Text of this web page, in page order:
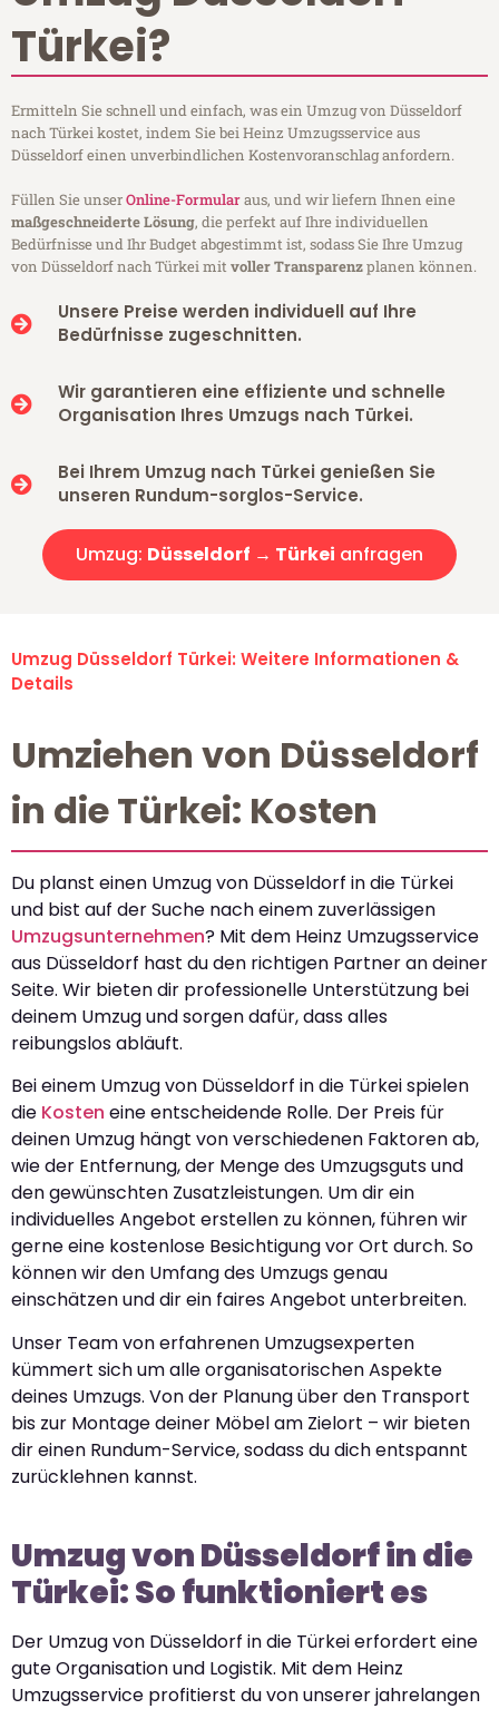
Türkei?
Ermitteln Sie schnell und einfach, was ein Umzug von Düsseldorf
nach Türkei kostet, indem Sie bei Heinz Umzugsservice aus
Düsseldorf einen unverbindlichen Kostenvoranschlag anfordern.
Füllen Sie unserOnline-Formularaus, und wir liefern Ihnen eine
maßgeschneiderte Lösung, die perfekt auf Ihre individuellen
Bedürfnisse und Ihr Budget abgestimmt ist, sodass Sie Ihre Umzug
von Düsseldorf nach Türkei mitvoller Transparenzplanen können.
Unsere Preise werden individuell auf Ihre
Bedürfnisse zugeschnitten.
Wir garantieren eine effiziente und schnelle
Organisation Ihres Umzugs nach Türkei.
Bei Ihrem Umzug nach Türkei genießen Sie
unseren Rundum-sorglos-Service.
Umzug: Düsseldorf → Türkei anfragen
Umzug Düsseldorf Türkei: Weitere Informationen &
Details
Umziehen von Düsseldorf
in die Türkei: Kosten
Du planst einen Umzug von Düsseldorf in die Türkei
und bist auf der Suche nach einem zuverlässigen
Umzugsunternehmen? Mit dem Heinz Umzugsservice
aus Düsseldorf hast du den richtigen Partner an deiner
Seite. Wir bieten dir professionelle Unterstützung bei
deinem Umzug und sorgen dafür, dass alles
reibungslos abläuft.
Bei einem Umzug von Düsseldorf in die Türkei spielen
die Kosten eine entscheidende Rolle. Der Preis für
deinen Umzug hängt von verschiedenen Faktoren ab,
wie der Entfernung, der Menge des Umzugsguts und
den gewünschten Zusatzleistungen. Um dir ein
individuelles Angebot erstellen zu können, führen wir
gerne eine kostenlose Besichtigung vor Ort durch. So
können wir den Umfang des Umzugs genau
einschätzen und dir ein faires Angebot unterbreiten.
Unser Team von erfahrenen Umzugsexperten
kümmert sich um alle organisatorischen Aspekte
deines Umzugs. Von der Planung über den Transport
bis zur Montage deiner Möbel am Zielort – wir bieten
dir einen Rundum-Service, sodass du dich entspannt
zurücklehnen kannst.
Umzug von Düsseldorf in die
Türkei: So funktioniert es
Der Umzug von Düsseldorf in die Türkei erfordert eine
gute Organisation und Logistik. Mit dem Heinz
Umzugsservice profitierst du von unserer jahrelangen